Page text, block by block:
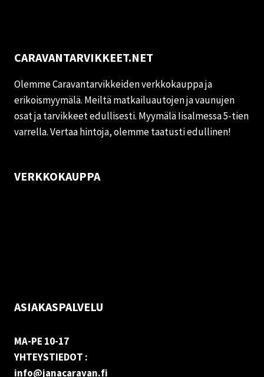
CARAVANTARVIKKEET.NET
Olemme Caravantarvikkeiden verkkokauppa ja
erikoismyymälä. Meiltä matkailuautojen ja vaunujen
osat ja tarvikkeet edullisesti. Myymälä Iisalmessa 5-tien
varrella. Vertaa hintoja, olemme taatusti edullinen!
VERKKOKAUPPA
ASIAKASPALVELU
MA-PE 10-17
YHTEYSTIEDOT :
info@janacaravan.fi